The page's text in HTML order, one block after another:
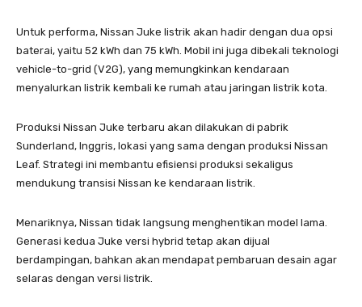
Untuk performa, Nissan Juke listrik akan hadir dengan dua opsi
baterai, yaitu 52 kWh dan 75 kWh. Mobil ini juga dibekali teknologi
vehicle-to-grid (V2G), yang memungkinkan kendaraan
menyalurkan listrik kembali ke rumah atau jaringan listrik kota.
Produksi Nissan Juke terbaru akan dilakukan di pabrik
Sunderland, Inggris, lokasi yang sama dengan produksi Nissan
Leaf. Strategi ini membantu efisiensi produksi sekaligus
mendukung transisi Nissan ke kendaraan listrik.
Menariknya, Nissan tidak langsung menghentikan model lama.
Generasi kedua Juke versi hybrid tetap akan dijual
berdampingan, bahkan akan mendapat pembaruan desain agar
selaras dengan versi listrik.